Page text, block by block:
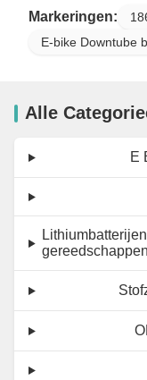
Markeringen:
E-bike Downtube
Alle
E
gereedschappen